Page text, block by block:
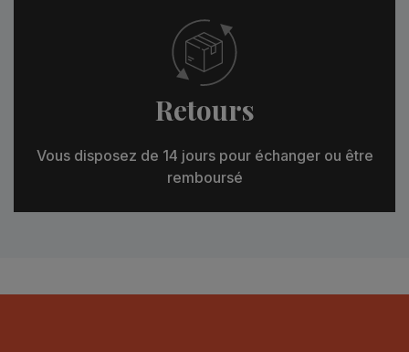
Retours
Vous disposez de 14 jours pour échanger ou être
remboursé